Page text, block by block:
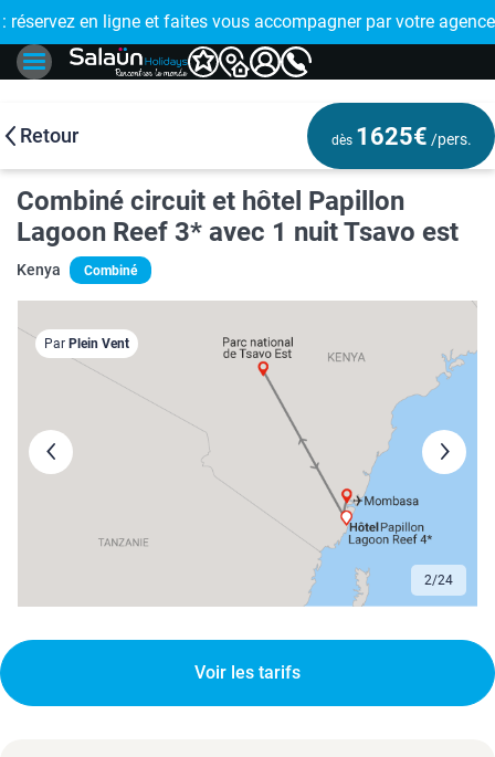
!
: réservez en ligne et faites vous accompagner par votre
🤩
Retour dès 1625€ /pers.
Combiné circuit et hôtel Papillon
Lagoon Reef 3* avec 1 nuit Tsavo est
Kenya Combiné
2/24
Par Plein Vent
Voir les tarifs